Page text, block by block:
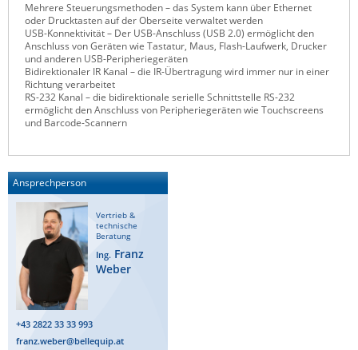
Mehrere Steuerungsmethoden – das System kann über Ethernet
oder Drucktasten auf der Oberseite verwaltet werden
USB-Konnektivität – Der USB-Anschluss (USB 2.0) ermöglicht den
Anschluss von Geräten wie Tastatur, Maus, Flash-Laufwerk, Drucker
und anderen USB-Peripheriegeräten
Bidirektionaler IR Kanal – die IR-Übertragung wird immer nur in einer
Richtung verarbeitet
RS-232 Kanal – die bidirektionale serielle Schnittstelle RS-232
ermöglicht den Anschluss von Peripheriegeräten wie Touchscreens
und Barcode-Scannern
Ansprechperson
Vertrieb &
technische
Beratung
Ing. Franz
Weber
+43 2822 33 33 993
franz.weber@bellequip.at